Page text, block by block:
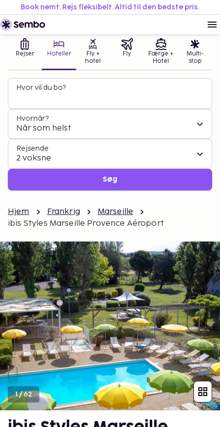
Book nemt. Rejs fleksibelt. Altid til den bedste pris.
Rejser Hoteller
Fly +
hotel
Fly
Færge +
Hotel
Multi-
stop
Hvor vil du bo?
Hvornår?
Når som helst
Rejsende
2 voksne
Søg
Hjem Frankrig
Marseille
ibis Styles Marseille Provence Aéroport
1/62